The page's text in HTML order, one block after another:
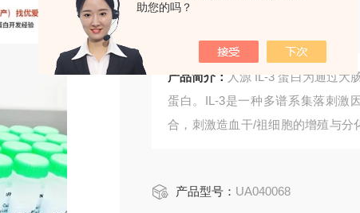
助您的吗？
产品简介： 人源 IL-3 蛋白为通过大
蛋白。IL-3是一种多谱系集落刺激
合，刺激造血干/祖细胞的增殖与分
产品型号： UA040068